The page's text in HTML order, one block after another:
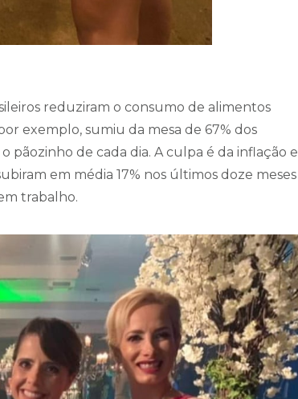
reduziram o consumo de alimentos
exemplo, sumiu da mesa de 67% dos
pãozinho de cada dia. A culpa é da inflação e
em média 17% nos últimos doze meses
trabalho.